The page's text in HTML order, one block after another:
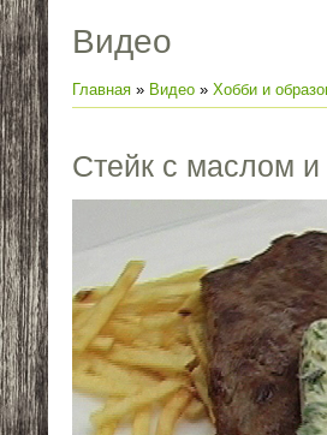
Видео
Главная » Видео » Хобби и
Стейк с маслом и